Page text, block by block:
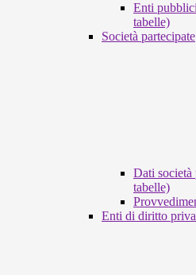
Enti
tabelle)
Società partecipate
Dati società
tabelle)
Enti di diritto